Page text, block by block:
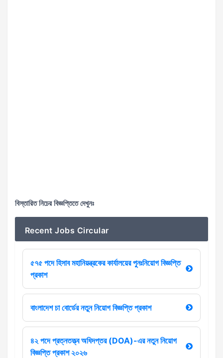
বিস্তারিত নিচের বিজ্ঞপ্তিতে দেখুনঃ
Recent Jobs Circular
৫৭৫ পদে হিসাব মহানিয়ন্ত্রকের কার্যালয়ের পুনঃনিয়োগ বিজ্ঞপ্তি
প্রকাশ
বাংলাদেশ চা বোর্ডের নতুন নিয়োগ বিজ্ঞপ্তি প্রকাশ
৪২ পদে প্রত্নতত্ত্ব অধিদপ্তর (DOA)-এর নতুন নিয়োগ
বিজ্ঞপ্তি প্রকাশ ২০২৬